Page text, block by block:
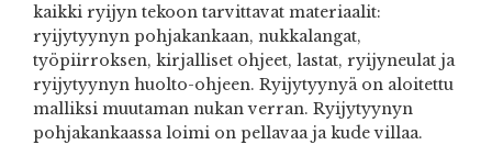
kaikki ryijyn tekoon tarvittavat materiaalit:
ryijytyynyn pohjakankaan, nukkalangat,
työpiirroksen, kirjalliset ohjeet, lastat, ryijyneulat ja
ryijytyynyn huolto-ohjeen. Ryijytyynyä on aloitettu
malliksi muutaman nukan verran. Ryijytyynyn
pohjakankaassa loimi on pellavaa ja kude villaa.